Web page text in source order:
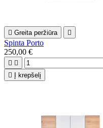
 Greita peržiūra 
Spinta Porto
250,00 €
 

Į krepšelį